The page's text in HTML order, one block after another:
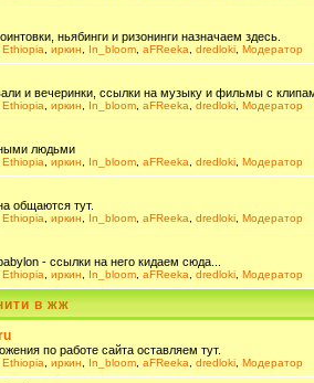
ньябинги и ризонинги назначаем здесь.
Ethiopia иркин In_bloom aFReeka dredloki Модератор
и вечеринки, ссылки на музыку и фильмы с
Ethiopia иркин In_bloom aFReeka dredloki Модератор
людьми
Ethiopia иркин In_bloom aFReeka dredloki Модератор
общаются тут.
Ethiopia иркин In_bloom aFReeka dredloki Модератор
- ссылки на него кидаем сюда...
Ethiopia иркин In_bloom aFReeka dredloki Модератор
в жж
по работе сайта оставляем тут.
Ethiopia иркин In_bloom aFReeka dredloki Модератор